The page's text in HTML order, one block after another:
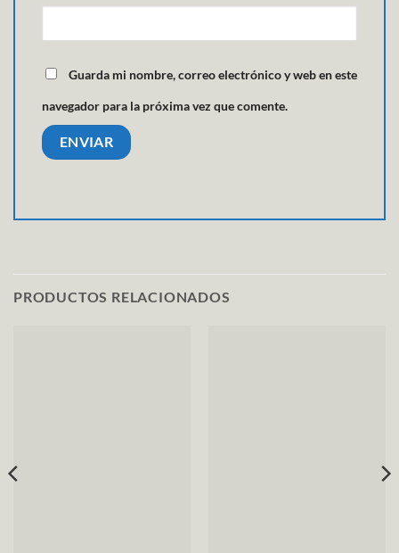
Guarda mi nombre, correo electrónico y web en este
navegador para la próxima vez que comente.
PRODUCTOS RELACIONADOS